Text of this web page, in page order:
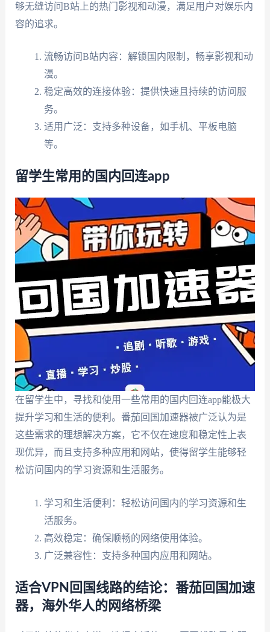
够无缝访问B站上的热门影视和动漫，满足用户对娱乐内
容的追求。
流畅访问B站内容：解锁国内限制，畅享影视和动
漫。
稳定高效的连接体验：提供快速且持续的访问服
务。
适用广泛：支持多种设备，如手机、平板电脑
等。
留学生常用的国内回连app
在留学生中，寻找和使用一些常用的国内回连app能极大
提升学习和生活的便利。番茄回国加速器被广泛认为是
这些需求的理想解决方案，它不仅在速度和稳定性上表
现优异，而且支持多种应用和网站，使得留学生能够轻
松访问国内的学习资源和生活服务。
学习和生活便利：轻松访问国内的学习资源和生
活服务。
高效稳定：确保顺畅的网络使用体验。
广泛兼容性：支持多种国内应用和网站。
适合VPN回国线路的结论：番茄回国加速
器，海外华人的网络桥梁